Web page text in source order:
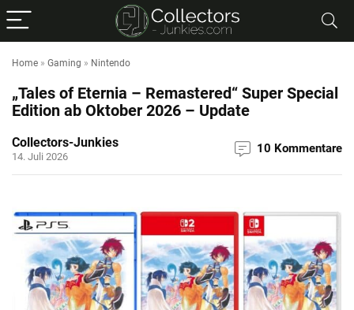
Home » Gaming » Nintendo
„Tales of Eternia – Remastered“ Super Special
Edition ab Oktober 2026 – Update
Collectors-Junkies
14. Juli 2026
10 Kommentare